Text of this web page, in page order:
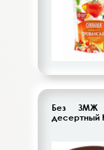
Без ЗМЖ
десертный